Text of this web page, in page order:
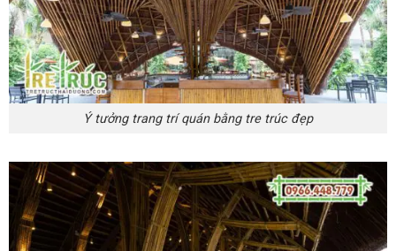
Ý tưởng trang trí quán bằng tre trúc đẹp